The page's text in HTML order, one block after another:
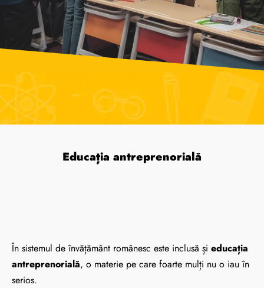
Educația antreprenorială
În sistemul de învățământ românesc este inclusă și educația
antreprenorială, o materie pe care foarte mulți nu o iau în
serios.